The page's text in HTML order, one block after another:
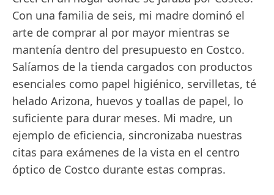
Con una familia de seis, mi madre dominó el
arte de comprar al por mayor mientras se
mantenía dentro del presupuesto en Costco.
Salíamos de la tienda cargados con productos
esenciales como papel higiénico, servilletas, té
helado Arizona, huevos y toallas de papel, lo
suficiente para durar meses. Mi madre, un
ejemplo de eficiencia, sincronizaba nuestras
citas para exámenes de la vista en el centro
óptico de Costco durante estas compras.